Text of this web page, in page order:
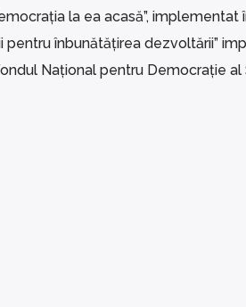
la ea acasă”, implementat
înbunătățirea dezvoltării”
Național pentru Democrație al